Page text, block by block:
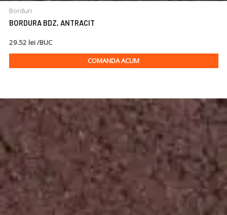
Borduri
BORDURA BDZ, ANTRACIT
29.52 lei /BUC
COMANDA ACUM